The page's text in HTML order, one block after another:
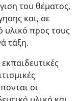
του θέματος,
και, σε
υλικό προς τους
τάξη.
οι